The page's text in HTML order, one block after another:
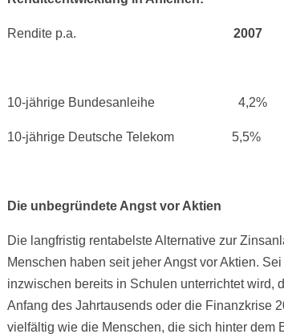
Rendite p.a.
10-jährige Bundesanleihe
10-jährige Deutsche Telekom
Die unbegründete Angst vor Aktien
Die langfristig rentabelste Alternative zur
Menschen haben seit jeher Angst vor Aktien.
inzwischen bereits in Schulen unterrichtet wird,
Anfang des Jahrtausends oder die Finanzkrise
vielfältig wie die Menschen, die sich hinter dem